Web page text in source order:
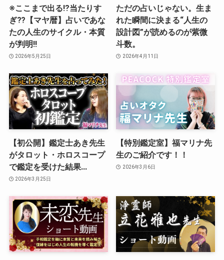
※ここまで出る⁉︎当たりす
ぎ⁇【マヤ暦】占いであな
たの人生のサイクル・本質
が判明‼️
2026年5月25日
ただの占いじゃない。生ま
れた瞬間に決まる“人生の
設計図”が読めるのが紫微
斗数。
2026年4月11日
【初公開】鑑定士あき先生
がタロット・ホロスコープ
で鑑定を受けた結果…
2026年3月25日
【特別鑑定室】福マリナ先
生のご紹介です！！
2026年3月6日